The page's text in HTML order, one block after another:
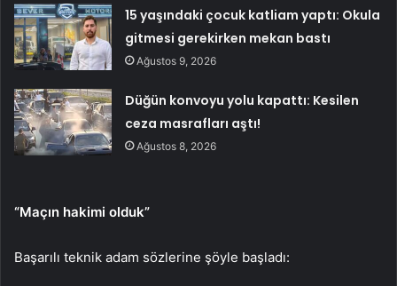
15 yaşındaki çocuk katliam yaptı: Okula
gitmesi gerekirken mekan bastı
Ağustos 9, 2026
Düğün konvoyu yolu kapattı: Kesilen
ceza masrafları aştı!
Ağustos 8, 2026
“Maçın hakimi olduk”
Başarılı teknik adam sözlerine şöyle başladı: